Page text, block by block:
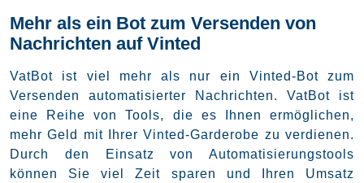
Mehr als ein Bot zum Versenden von
Nachrichten auf Vinted
VatBot ist viel mehr als nur ein Vinted-Bot zum
Versenden automatisierter Nachrichten. VatBot ist
eine Reihe von Tools, die es Ihnen ermöglichen,
mehr Geld mit Ihrer Vinted-Garderobe zu verdienen.
Durch den Einsatz von Automatisierungstools
können Sie viel Zeit sparen und Ihren Umsatz